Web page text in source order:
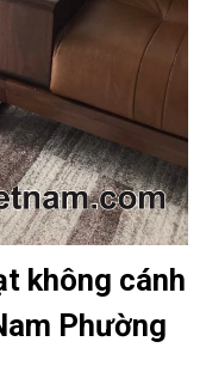
không cánh
Phường